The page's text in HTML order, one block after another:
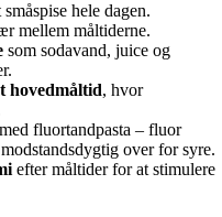
hele dagen.
mellem måltiderne.
som sodavand, juice og
hovedmåltid, hvor
med fluortandpasta – fluor
over for syre.
efter måltider for at stimulere